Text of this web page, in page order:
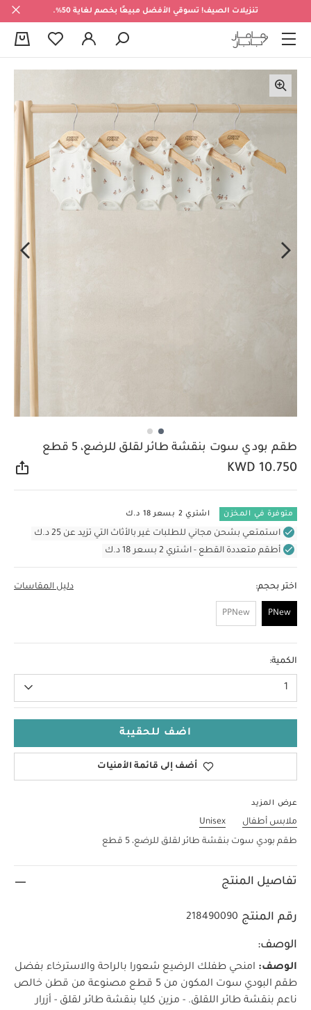
تنزيلات الصيف! تسوقي الأفضل مبيعًا بخصم لغاية 50%.
طقم بودي سوت بنقشة طائر لقلق للرضع، 5 قطع
KWD 10.750
متوفرة في المخزن اشتري 2 بسعر 18 د.ك
استمتعي بشحن مجاني للطلبات غير بالأثاث التي تزيد عن 25 د.ك
أطقم متعددة القطع - اشتري 2 بسعر 18 د.ك
اختر بحجم: دليل المقاسات
PNew
PPNew
الكمية:
1
اضف للحقيبة
أضف إلى قائمة الأمنيات
عرض المزيد
ملابس أطفال
Unisex
طقم بودي سوت بنقشة طائر لقلق للرضع، 5 قطع
تفاصيل المنتج
رقم المنتج 218490090
الوصف:
الوصف: امنحي طفلك الرضيع شعورا بالراحة والاسترخاء بفضل
طقم البودي سوت المكون من 5 قطع مصنوعة من قطن خالص
ناعم بنقشة طائر اللقلق. - مزين كليا بنقشة طائر لقلق - أزرار